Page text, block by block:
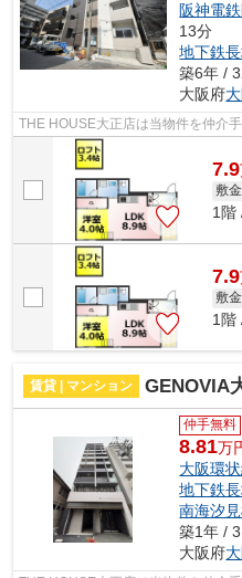
阪神電
13分
地下鉄
築6年 /
大阪府
THE HOUSE大正店は当物件を仲介
7.9
敷金
1階
7.9
敷金
1階
賃貸 | マンション GENOVIA大
仲手無料
8.81万
大阪環
地下鉄
南海汐
築1年 /
大阪府